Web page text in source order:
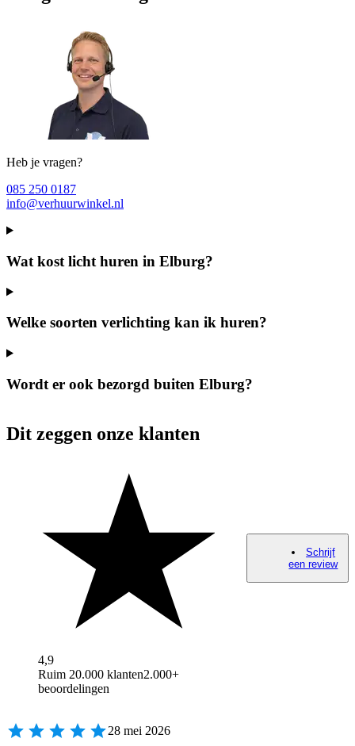
Heb je vragen?
085 250 0187
info@verhuurwinkel.nl
Wat kost licht huren in Elburg?
Welke soorten verlichting kan ik huren?
Wordt er ook bezorgd buiten Elburg?
Dit zeggen onze klanten
4,9
Ruim 20.000 klanten2.000+
beoordelingen
Schrijf
een review
28 mei 2026